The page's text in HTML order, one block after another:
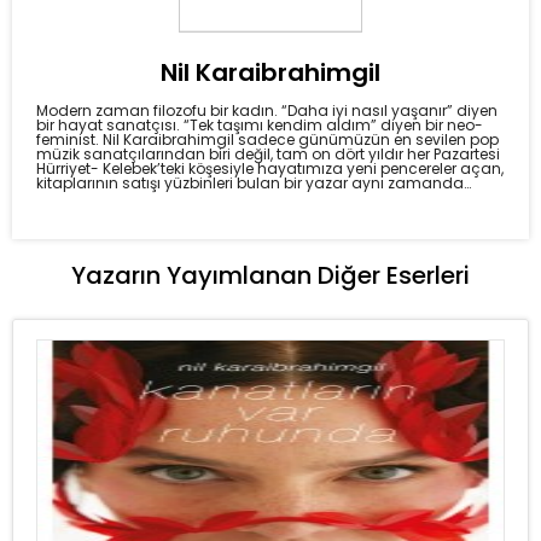
Nil Karaibrahimgil
Modern zaman filozofu bir kadın. “Daha iyi nasıl yaşanır” diyen
bir hayat sanatçısı. “Tek taşımı kendim aldım” diyen bir neo-
feminist. Nil Karaibrahimgil sadece günümüzün en sevilen pop
müzik sanatçılarından biri değil, tam on dört yıldır her Pazartesi
Hürriyet- Kelebek’teki köşesiyle hayatımıza yeni pencereler açan,
kitaplarının satışı yüzbinleri bulan bir yazar aynı zamanda…
Yazarın Yayımlanan Diğer Eserleri